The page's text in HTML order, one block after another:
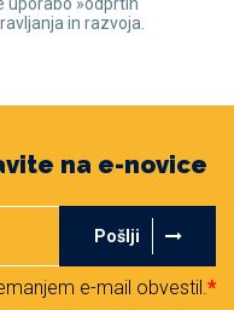
in razvoja.
na e-novice
Pošlji
e-mail obvestil.*